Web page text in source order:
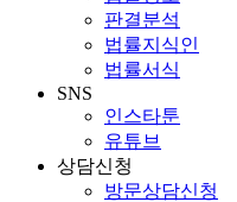
판결분석
법률지식인
법률서식
SNS
인스타툰
유튜브
상담신청
방문상담신청